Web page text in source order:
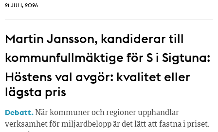
21 JULI, 2026
Martin Jansson, kandiderar till
kommunfullmäktige för S i Sigtuna:
Höstens val avgör: kvalitet eller
lägsta pris
Debatt. När kommuner och regioner upphandlar
verksamhet för miljardbelopp är det lätt att fastna i priset.